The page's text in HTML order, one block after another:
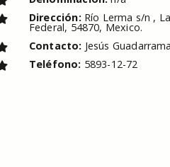
Dirección: Río Lerma s/n ,
Federal, 54870, Mexico.
Contacto: Jesús
Teléfono: 5893-12-72